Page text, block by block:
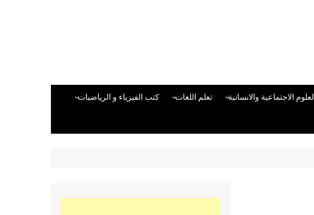
العلوم الاجتماعية والانسانية تعلم اللغات
تعلم اللغة التركية
كتب الفيزياء و الرياضيات
كتب لغات البرمجة